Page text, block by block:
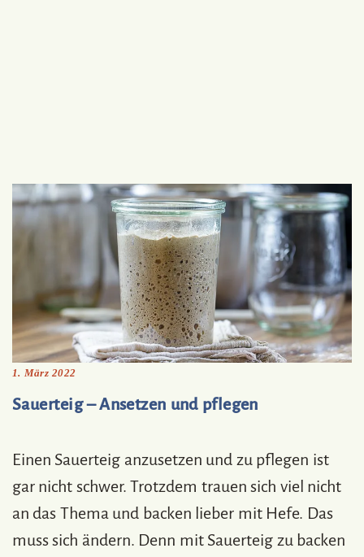
1. März 2022
Sauerteig – Ansetzen und pflegen
Einen Sauerteig anzusetzen und zu pflegen ist
gar nicht schwer. Trotzdem trauen sich viel nicht
an das Thema und backen lieber mit Hefe. Das
muss sich ändern. Denn mit Sauerteig zu backen